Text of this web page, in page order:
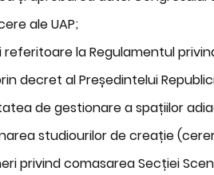
ale UAP;
referitoare la Regulamentul
decret al Președintelui
de gestionare a spațiilor
studiourilor de creație
privind comasarea Secției